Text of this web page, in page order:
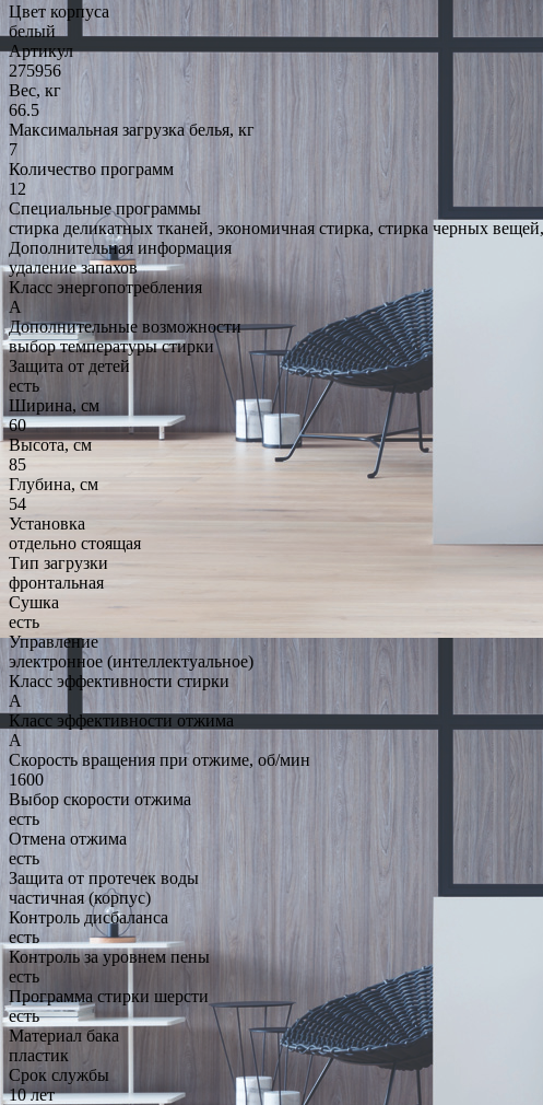
Цвет корпуса
белый
Артикул
275956
Вес, кг
66.5
Максимальная загрузка белья, кг
7
Количество программ
12
Специальные программы
стирка деликатных тканей, экономичная стирка, стирка черных
Дополнительная информация
удаление запахов
Класс энергопотребления
A
Дополнительные возможности
выбор температуры стирки
Защита от детей
есть
Ширина, см
60
Высота, см
85
Глубина, см
54
Установка
отдельно стоящая
Тип загрузки
фронтальная
Сушка
есть
Управление
электронное (интеллектуальное)
Класс эффективности стирки
A
Класс эффективности отжима
A
Скорость вращения при отжиме, об/мин
1600
Выбор скорости отжима
есть
Отмена отжима
есть
Защита от протечек воды
частичная (корпус)
Контроль дисбаланса
есть
Контроль за уровнем пены
есть
Программа стирки шерсти
есть
Материал бака
пластик
Срок службы
10 лет